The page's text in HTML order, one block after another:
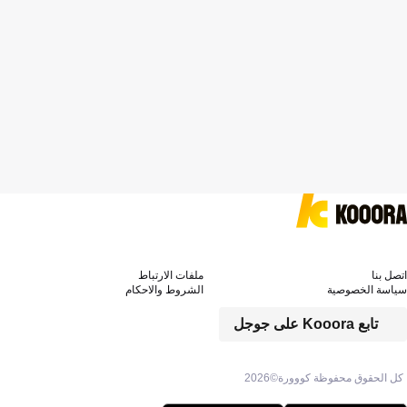
كل الحقوق محفوظة كووورة©2026
تابع Kooora على جوجل
اتصل بنا
ملفات الارتباط
سياسة الخصوصية
الشروط والاحكام